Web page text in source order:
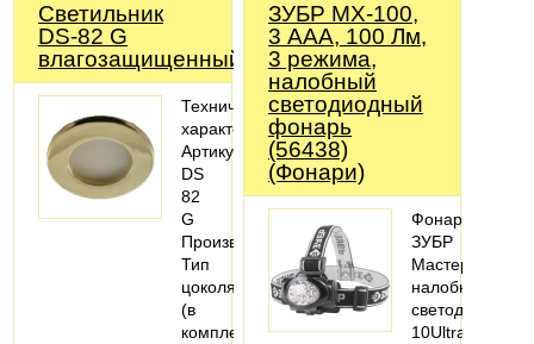
Светильник
DS-82 G
влагозащищенный
Технические
характеристики:
Артикул:
DS
82
G
Производитель:Светкомплект
Тип
цоколя:GU5,3
(в
комплекте)
ЗУБР МХ-100,
3 AAA, 100 Лм,
3 режима,
налобный
светодиодный
фонарь
(56438)
(Фонари)
Фонарь
ЗУБР
Мастер
налобный
светодиодный,
10Ultra